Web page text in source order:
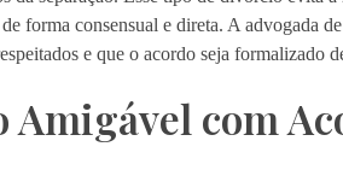
forma consensual e direta. A advogada
e que o acordo seja formalizado
Amigável com